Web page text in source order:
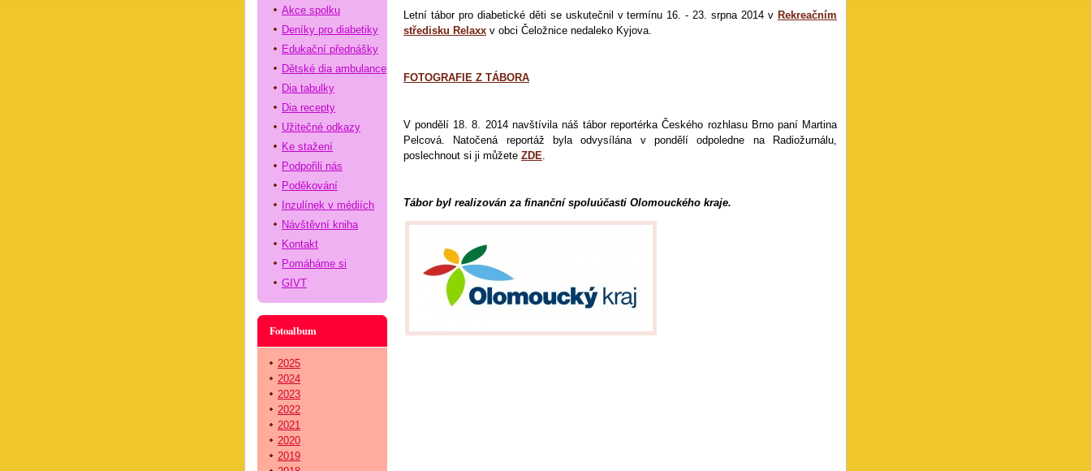
Letní tábor pro diabetické děti se uskutečnil v termínu 16. - 23. srpna 2014 v Rekreačním
středisku Relaxx v obci Čeložnice nedaleko Kyjova.
FOTOGRAFIE Z TÁBORA
V pondělí 18. 8. 2014 navštívila náš tábor reportérka Českého rozhlasu Brno paní Martina
Pelcová. Natočená reportáž byla odvysílána v pondělí odpoledne na Radiožurnálu,
poslechnout si ji můžete ZDE.
Tábor byl realizován za finanční spoluúčasti Olomouckého kraje.
Akce spolku
Deníky pro diabetiky
Edukační přednášky
Dětské dia ambulance
Dia tabulky
Dia recepty
Užitečné odkazy
Ke stažení
Podpořili nás
Poděkování
Inzulínek v médiích
Návštěvní kniha
Kontakt
Pomáháme si
GIVT
Fotoalbum
2025
2024
2023
2022
2021
2020
2019